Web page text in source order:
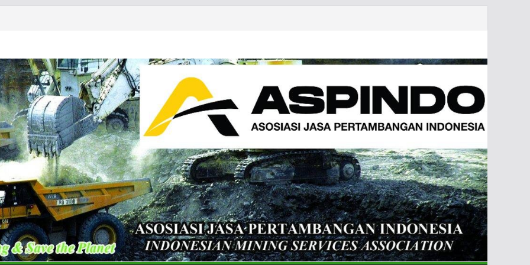
Indonesia 2026 and CT
& Expo 2026
Exhibition 2026